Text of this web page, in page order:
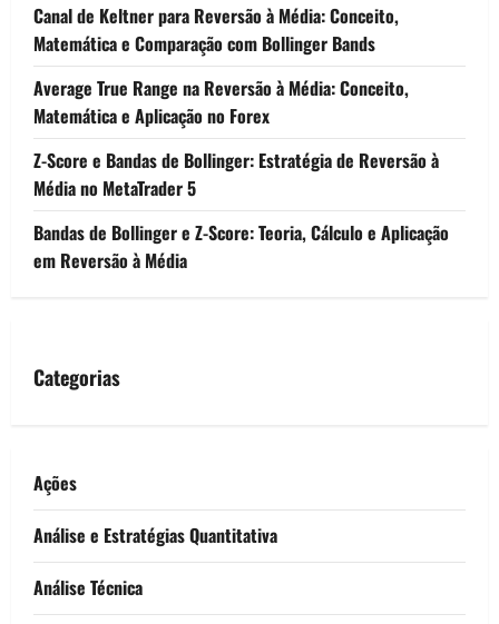
Canal de Keltner para Reversão à Média: Conceito,
Matemática e Comparação com Bollinger Bands
Average True Range na Reversão à Média: Conceito,
Matemática e Aplicação no Forex
Z-Score e Bandas de Bollinger: Estratégia de Reversão à
Média no MetaTrader 5
Bandas de Bollinger e Z-Score: Teoria, Cálculo e Aplicação
em Reversão à Média
Categorias
Ações
Análise e Estratégias Quantitativa
Análise Técnica